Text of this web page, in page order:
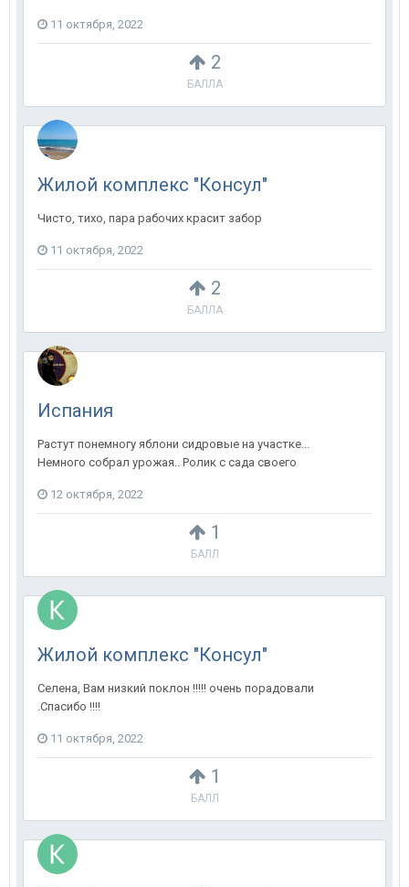
2
БАЛЛА
11 октября, 2022
2
БАЛЛА
Жилой комплекс "Консул"
Чисто, тихо, пара рабочих красит забор
11 октября, 2022
1
БАЛЛ
Испания
Растут понемногу яблони сидровые на участке...
Немного собрал урожая.. Ролик с сада своего
12 октября, 2022
1
БАЛЛ
Жилой комплекс "Консул"
Селена, Вам низкий поклон !!!!! очень порадовали
.Спасибо !!!!
11 октября, 2022